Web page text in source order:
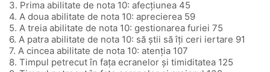
3. Prima abilitate de nota 10: afecțiunea 45
4. A doua abilitate de nota 10: aprecierea 59
5. A treia abilitate de nota 10: gestionarea furiei 75
6. A patra abilitate de nota 10: să ştii să îţi ceri iertare 91
7. A cincea abilitate de nota 10: atenția 107
8. Timpul petrecut în fața ecranelor și timiditatea 125